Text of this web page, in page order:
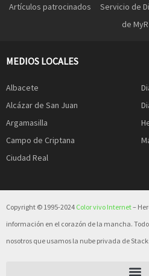
Artículos patrocinados Servicio de
de MyR
MEDIOS LOCALES
Albacete
Alcázar de San Juan
Argamasilla
Campo de Criptana
Ciudad Real
Copyright © 1995-2024 Color vivo Internet–
información en el corazón de la mancha.
nosotros que usamos la nube privada de